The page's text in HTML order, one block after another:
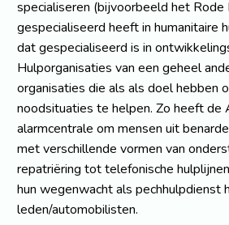
specialiseren (bijvoorbeeld het Rode
gespecialiseerd heeft in humanitaire
dat gespecialiseerd is in
Hulporganisaties van een geheel
organisaties die als als doel hebben
noodsituaties te helpen. Zo heeft de
alarmcentrale om mensen uit
met verschillende vormen van
repatriëring tot telefonische
hun wegenwacht als pechhulpdienst
leden/automobilisten.